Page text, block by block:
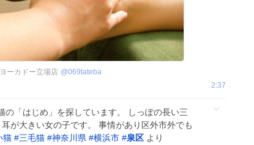
ーカドー立場店 @069tateba
2:37
の「はじめ」を探しています。 しっぽの長い三
が大きい女の子です。 事情があり区外市外でも
猫 #三毛猫 #神奈川県 #横浜市 #泉区 より